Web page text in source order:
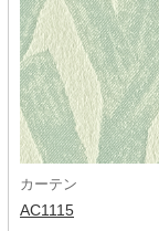
カーテン
AC1115